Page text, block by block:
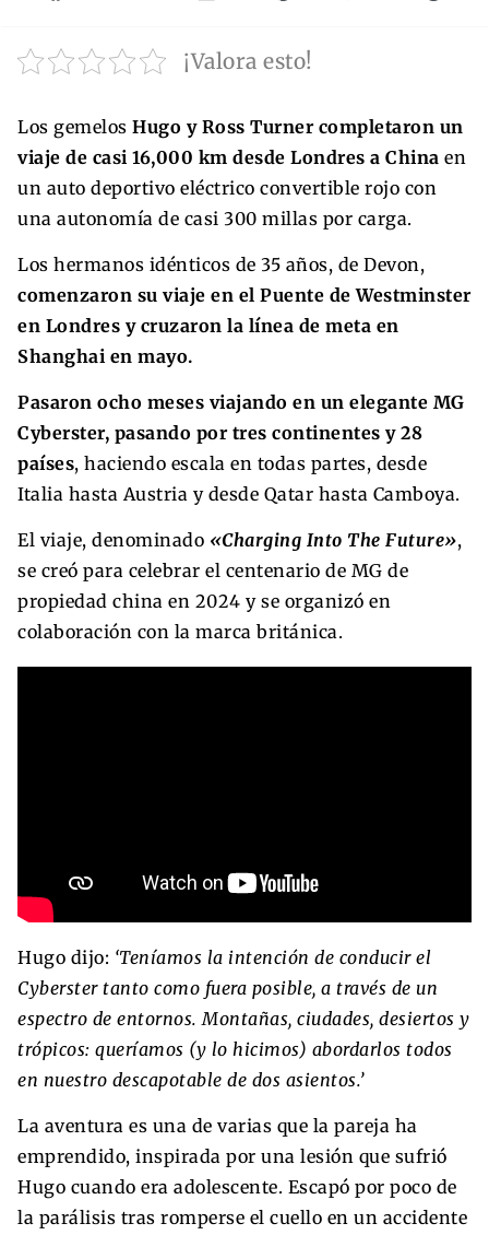
¡Valora esto!
Los gemelos Hugo y Ross Turner completaron un
viaje de casi 16,000 km desde Londres a China en
un auto deportivo eléctrico convertible rojo con
una autonomía de casi 300 millas por carga.
Los hermanos idénticos de 35 años, de Devon,
comenzaron su viaje en el Puente de Westminster
en Londres y cruzaron la línea de meta en
Shanghai en mayo.
Pasaron ocho meses viajando en un elegante MG
Cyberster, pasando por tres continentes y 28
países, haciendo escala en todas partes, desde
Italia hasta Austria y desde Qatar hasta Camboya.
El viaje, denominado «Charging Into The Future»,
se creó para celebrar el centenario de MG de
propiedad china en 2024 y se organizó en
colaboración con la marca británica.
Hugo dijo: ‘Teníamos la intención de conducir el
Cyberster tanto como fuera posible, a través de un
espectro de entornos. Montañas, ciudades, desiertos y
trópicos: queríamos (y lo hicimos) abordarlos todos
en nuestro descapotable de dos asientos.’
La aventura es una de varias que la pareja ha
emprendido, inspirada por una lesión que sufrió
Hugo cuando era adolescente. Escapó por poco de
la parálisis tras romperse el cuello en un accidente